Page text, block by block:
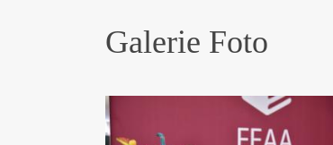
Galerie Foto